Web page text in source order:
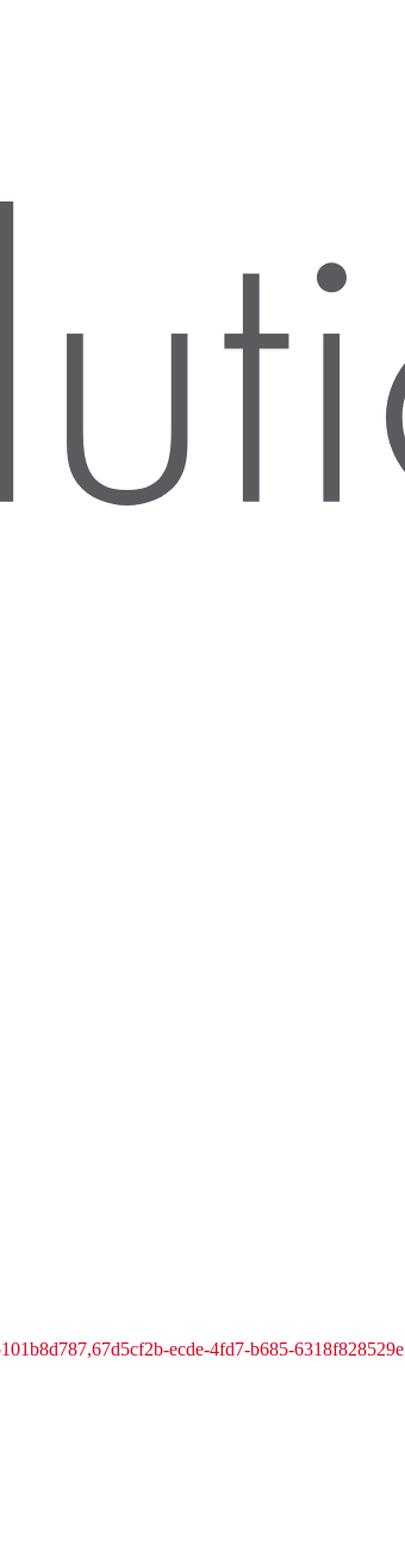
ecde-4fd7-b685-6318f828529e